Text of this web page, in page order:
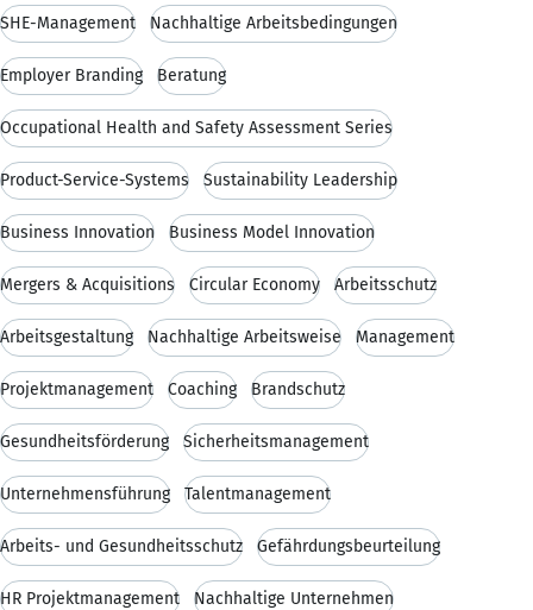
SHE-Management Nachhaltige Arbeitsbedingungen
Employer Branding Beratung
Occupational Health and Safety Assessment Series
Product-Service-Systems Sustainability Leadership
Business Innovation Business Model Innovation
Mergers & Acquisitions Circular Economy Arbeitsschutz
Arbeitsgestaltung Nachhaltige Arbeitsweise Management
Projektmanagement Coaching Brandschutz
Gesundheitsförderung Sicherheitsmanagement
Unternehmensführung Talentmanagement
Arbeits- und Gesundheitsschutz Gefährdungsbeurteilung
HR Projektmanagement Nachhaltige Unternehmen